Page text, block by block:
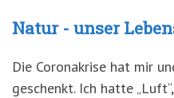
Natur - unser
Die Coronakrise hat mir
geschenkt. Ich hatte